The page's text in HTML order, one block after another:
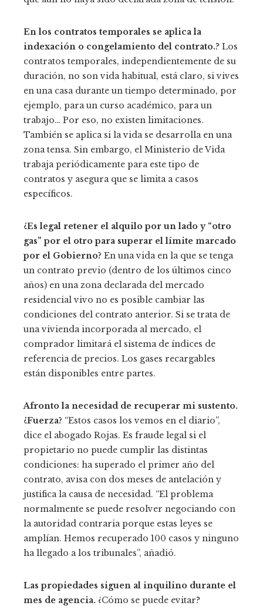
En los contratos temporales se aplica la
indexación o congelamiento del contrato.? Los
contratos temporales, independientemente de su
duración, no son vida habitual, está claro, si vives
en una casa durante un tiempo determinado, por
ejemplo, para un curso académico, para un
trabajo… Por eso, no existen limitaciones.
También se aplica si la vida se desarrolla en una
zona tensa. Sin embargo, el Ministerio de Vida
trabaja periódicamente para este tipo de
contratos y asegura que se limita a casos
específicos.
¿Es legal retener el alquilo por un lado y “otro
gas” por el otro para superar el límite marcado
por el Gobierno? En una vida en la que se tenga
un contrato previo (dentro de los últimos cinco
años) en una zona declarada del mercado
residencial vivo no es posible cambiar las
condiciones del contrato anterior. Si se trata de
una vivienda incorporada al mercado, el
comprador limitará el sistema de índices de
referencia de precios. Los gases recargables
están disponibles entre partes.
Afronto la necesidad de recuperar mi sustento.
¿Fuerza? “Estos casos los vemos en el diario”,
dice el abogado Rojas. Es fraude legal si el
propietario no puede cumplir las distintas
condiciones: ha superado el primer año del
contrato, avisa con dos meses de antelación y
justifica la causa de necesidad. “El problema
normalmente se puede resolver negociando con
la autoridad contraria porque estas leyes se
amplían. Hemos recuperado 100 casos y ninguno
ha llegado a los tribunales”, añadió.
Las propiedades siguen al inquilino durante el
mes de agencia. ¿Cómo se puede evitar?